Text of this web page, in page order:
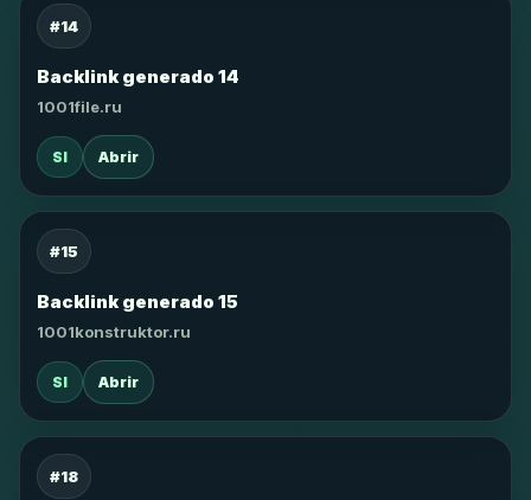
#14
Backlink generado 14
1001file.ru
SI Abrir
#15
Backlink generado 15
1001konstruktor.ru
SI Abrir
#18